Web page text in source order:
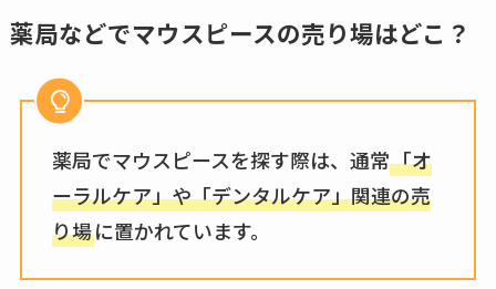
薬局などでマウスピースの売り場はどこ？
薬局でマウスピースを探す際は、通常「オ
ーラルケア」や「デンタルケア」関連の売
り場に置かれています。